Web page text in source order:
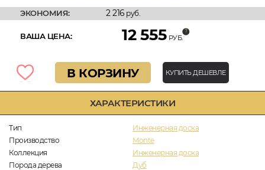
ХАРАКТЕРИСТИКИ
Тип
Инженерная доска
Производство
Monte
Коллекция
Инженерная доска
Порода дерева
Дуб
ЭКОНОМИЯ: 2 216 руб.
ВАША ЦЕНА: 12 555 РУБ.
В КОРЗИНУ КУПИТЬ ДЕШЕВЛЕ